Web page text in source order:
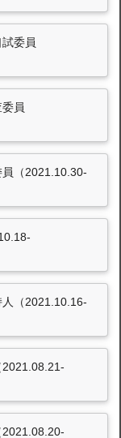
委員
員
（2021.10.30-
（2021.10.16-